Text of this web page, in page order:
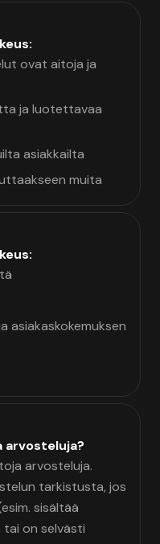
ovat aitoja ja
ja luotettavaa
asiakkailta
muita
asiakaskokemuksen
arvosteluja.
tarkistusta, jos
sisältää
tai on selvästi